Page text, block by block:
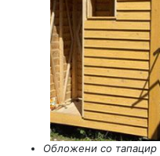
Обложени со тапацир